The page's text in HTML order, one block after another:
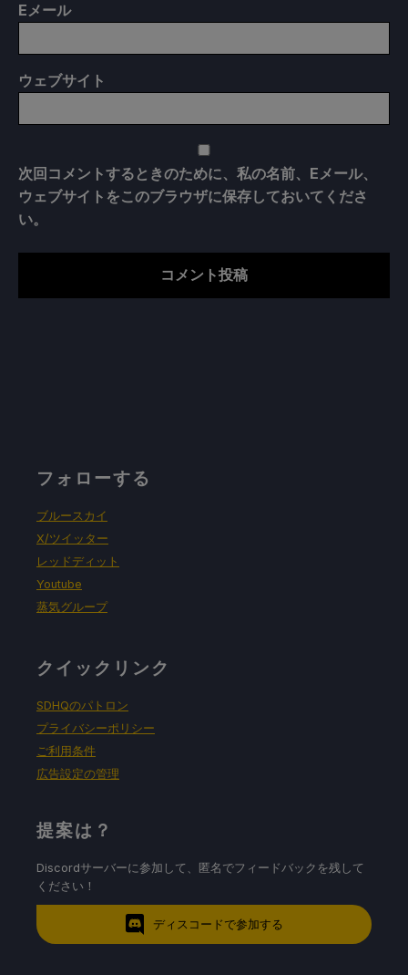
Eメール
ウェブサイト
次回コメントするときのために、私の名前、Eメール、
ウェブサイトをこのブラウザに保存しておいてくださ
い。
フォローする
ブルースカイ
X/ツイッター
レッドディット
Youtube
蒸気グループ
クイックリンク
SDHQのパトロン
プライバシーポリシー
ご利用条件
広告設定の管理
提案は？
Discordサーバーに参加して、匿名でフィードバックを残して
ください！
ディスコードで参加する